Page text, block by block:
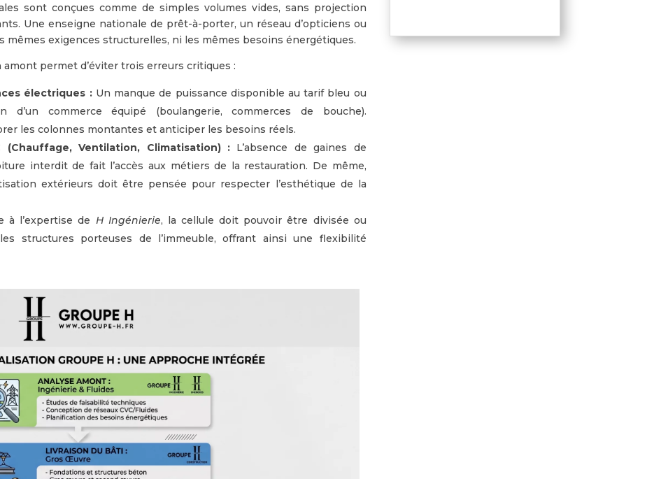
sont conçues comme de simples volumes vides, sans projection
Une enseigne nationale de prêt-à-porter, un réseau d’opticiens ou
mêmes exigences structurelles, ni les mêmes besoins énergétiques.
permet d’éviter trois erreurs critiques :
électriques :Un manque de puissance disponible au tarif bleu ou
d’un commerce équipé (boulangerie, commerces de bouche).
les colonnes montantes et anticiper les besoins réels.
Ventilation, Climatisation) :L’absence de gaines de
interdit de fait l’accès aux métiers de la restauration. De même,
extérieurs doit être pensée pour respecter l’esthétique de la
à l’expertise de H Ingénierie, la cellule doit pouvoir être divisée ou
structures porteuses de l’immeuble, offrant ainsi une flexibilité